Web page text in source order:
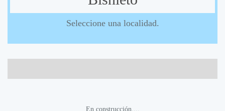
Seleccione una localidad.
En construcción....